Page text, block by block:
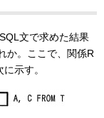
文で求めた結果
か。ここで、関係R
示す。